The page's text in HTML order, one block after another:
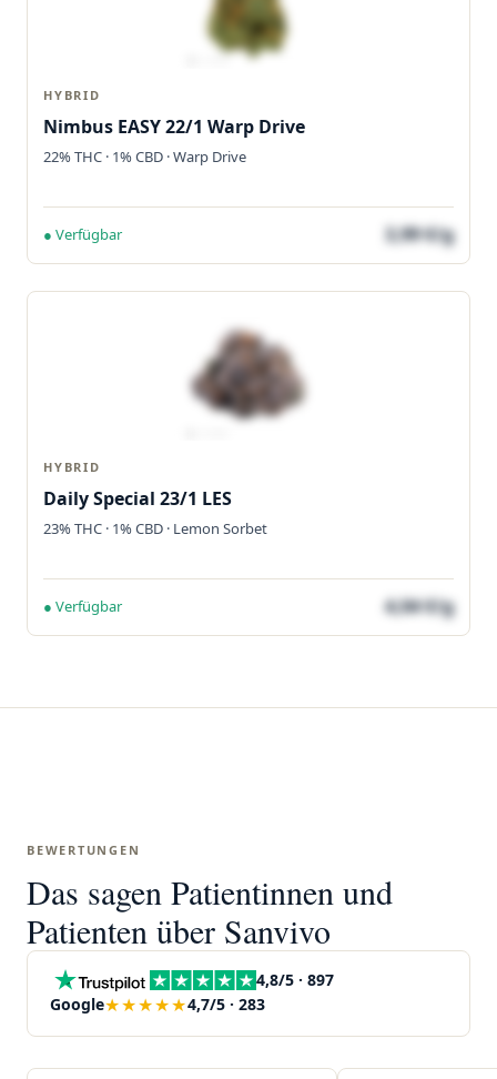
HYBRID
Nimbus EASY 22/1 Warp Drive
22% THC · 1% CBD · Warp Drive
● Verfügbar 3,99 €/g
HYBRID
Daily Special 23/1 LES
23% THC · 1% CBD · Lemon Sorbet
● Verfügbar 4,04 €/g
BEWERTUNGEN
Das sagen Patientinnen und
Patienten über Sanvivo
4,8/5 · 897
Google★★★★★4,7/5 · 283